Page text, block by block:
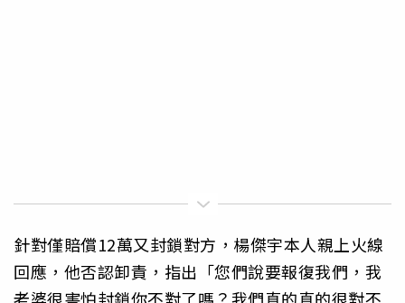
針對僅賠償12萬又封鎖對方，楊傑宇本人親上火線
回應，他否認卸責，指出「您們說要報復我們，我